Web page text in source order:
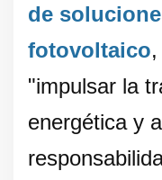
de
fotovoltaico
"impulsar la
energética y